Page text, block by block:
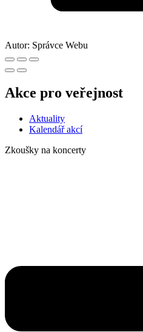
Autor: Správce Webu
Akce pro veřejnost
Aktuality
Kalendář akcí
Zkoušky na koncerty